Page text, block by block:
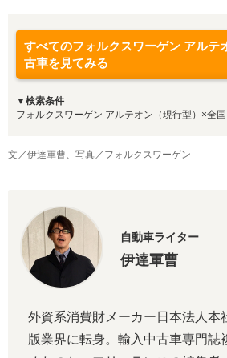
すべてのフォルクスワーゲン アルテ
古車を見てみる
▼検索条件
フォルクスワーゲン アルテオン（現行型）×全国
文／伊達軍曹、写真／フォルクスワーゲン
自動車ライター
伊達軍曹
外資系消費財メーカー日本法人本
版業界に転身。輸入中古車専門誌